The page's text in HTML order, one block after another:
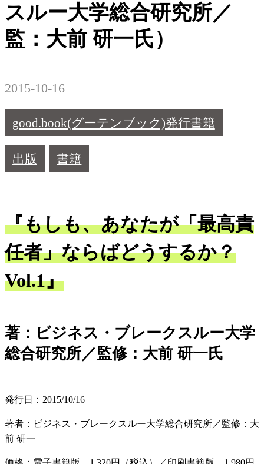
スルー大学総合研究所／
監：大前 研一氏）
2015-10-16
good.book(グーテンブック)発行書籍
出版 書籍
『もしも、あなたが「最高責
任者」ならばどうするか？
Vol.1』
著：ビジネス・ブレークスルー大学
総合研究所／監修：大前 研一氏
発行日：2015/10/16
著者：ビジネス・ブレークスルー大学総合研究所／監修：大
前 研一